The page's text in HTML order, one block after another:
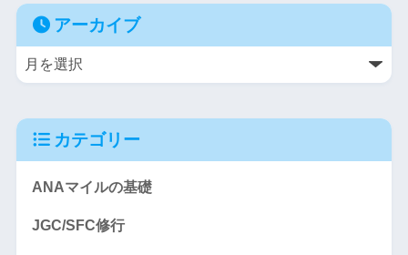
アーカイブ
カテゴリー
ANAマイルの基礎
JGC/SFC修行